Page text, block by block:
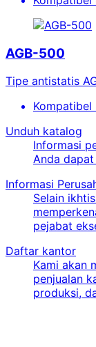
AGB-500
Tipe antistatis
Kompatibel
Unduh katalog
Informasi
Anda
Informasi
Selain
pejabat
Daftar kantor
Kami akan
penjualan
produksi,